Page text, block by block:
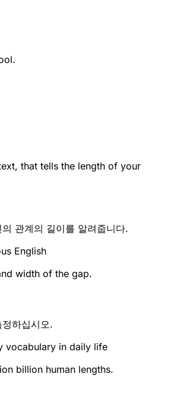
that tells the length of your
관계의 길이를 알려줍니다.
English
width of the gap.
하십시오.
vocabulary in daily life
billion human lengths.